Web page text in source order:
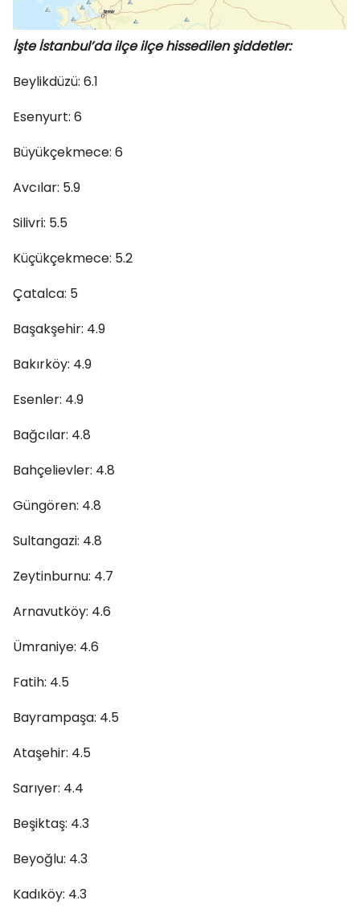
İşte İstanbul’da ilçe ilçe hissedilen şiddetler:
Beylikdüzü: 6.1
Esenyurt: 6
Büyükçekmece: 6
Avcılar: 5.9
Silivri: 5.5
Küçükçekmece: 5.2
Çatalca: 5
Başakşehir: 4.9
Bakırköy: 4.9
Esenler: 4.9
Bağcılar: 4.8
Bahçelievler: 4.8
Güngören: 4.8
Sultangazi: 4.8
Zeytinburnu: 4.7
Arnavutköy: 4.6
Ümraniye: 4.6
Fatih: 4.5
Bayrampaşa: 4.5
Ataşehir: 4.5
Sarıyer: 4.4
Beşiktaş: 4.3
Beyoğlu: 4.3
Kadıköy: 4.3